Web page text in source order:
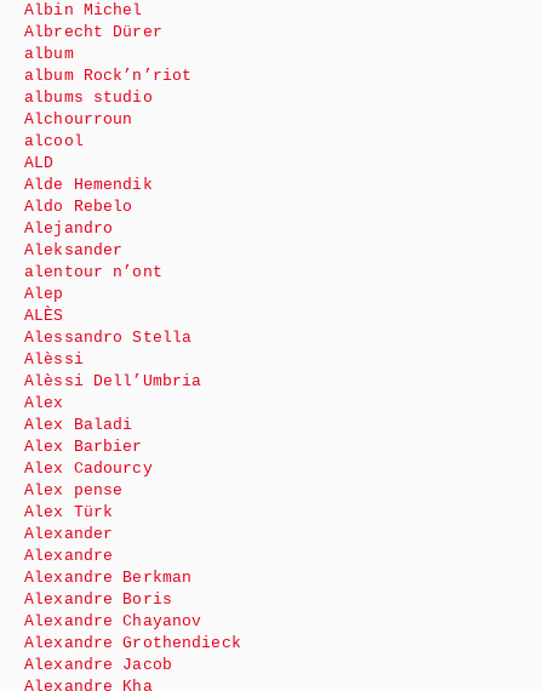
Albin Michel
Albrecht Dürer
album
album Rock’n’riot
albums studio
Alchourroun
alcool
ALD
Alde Hemendik
Aldo Rebelo
Alejandro
Aleksander
alentour n’ont
Alep
ALÈS
Alessandro Stella
Alèssi
Alèssi Dell’Umbria
Alex
Alex Baladi
Alex Barbier
Alex Cadourcy
Alex pense
Alex Türk
Alexander
Alexandre
Alexandre Berkman
Alexandre Boris
Alexandre Chayanov
Alexandre Grothendieck
Alexandre Jacob
Alexandre Kha